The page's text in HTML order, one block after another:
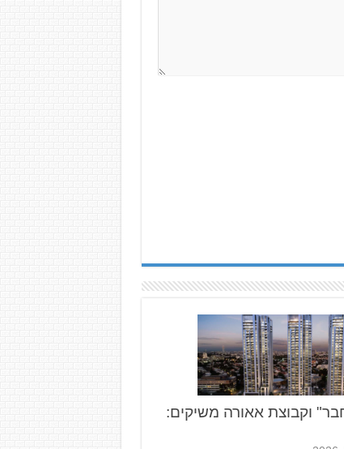
וקבוצת אאורה משיקים: